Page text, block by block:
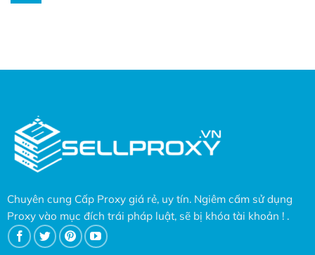
Chuyên cung Cấp Proxy giá rẻ, uy tín. Ngiêm cấm sử dụng
Proxy vào mục đích trái pháp luật, sẽ bị khóa tài khoản ! .